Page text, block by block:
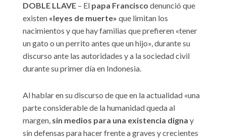
DOBLE LLAVE – El papa Francisco denunció que
existen «leyes de muerte» que limitan los
nacimientos y que hay familias que prefieren «tener
un gato o un perrito antes que un hijo», durante su
discurso ante las autoridades y a la sociedad civil
durante su primer día en Indonesia.
Al hablar en su discurso de que en la actualidad «una
parte considerable de la humanidad queda al
margen, sin medios para una existencia digna y
sin defensas para hacer frente a graves y crecientes